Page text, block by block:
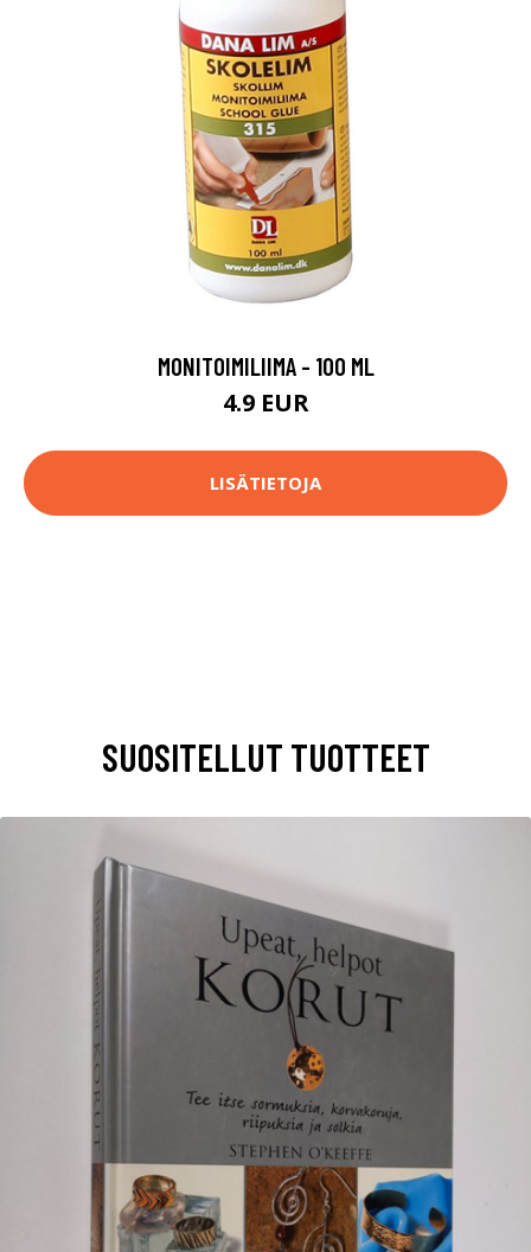
MONITOIMILIIMA - 100 ML
4.9 EUR
LISÄTIETOJA
SUOSITELLUT TUOTTEET